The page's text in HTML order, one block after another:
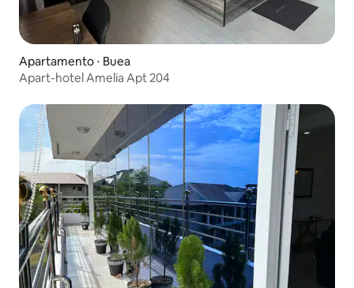
Apartamento ⋅ Buea
Apart-hotel Amelia Apt 204